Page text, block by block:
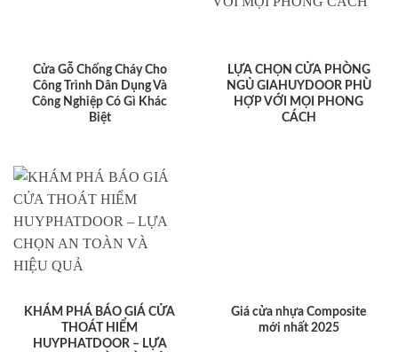
Cửa Gỗ Chống Cháy Cho
Công Trình Dân Dụng Và
Công Nghiệp Có Gì Khác
Biệt
LỰA CHỌN CỬA PHÒNG
NGỦ GIAHUYDOOR PHÙ
HỢP VỚI MỌI PHONG
CÁCH
KHÁM PHÁ BÁO GIÁ CỬA
THOÁT HIỂM
HUYPHATDOOR – LỰA
Giá cửa nhựa Composite
mới nhất 2025